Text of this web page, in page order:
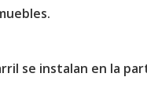
se instalan en la